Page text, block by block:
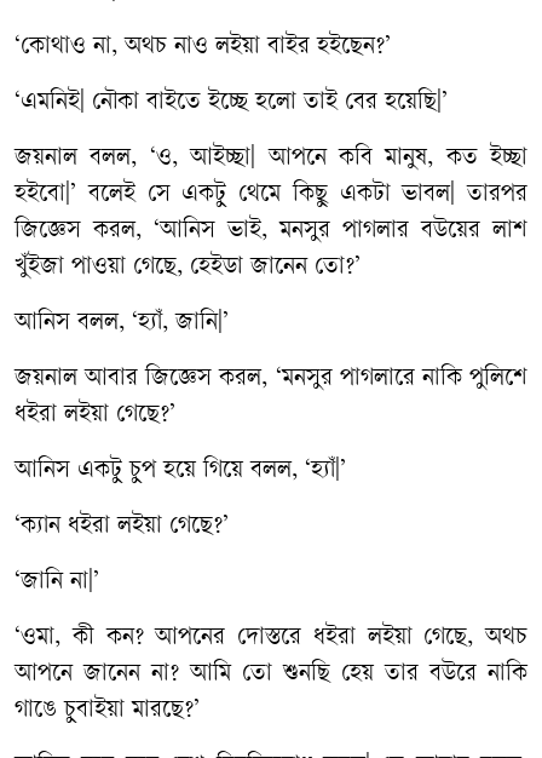
‘কোথাও না,অথচ নাও লইয়া বাইর হইছেন?’
‘এমনিই| নৌকা বাইতে ইচ্ছে হলো তাই বের হয়েছি |’
জয়নাল বলল, ‘ও,আইচ্ছা |আপনে কবি মানুষ,কত ইচ্ছা
হইবো |’বলেই সে একটু থেমে কিছু একটা ভাবল|তারপর
জিজ্ঞেস করল, ‘আনিস ভাই,মনসুর পাগলার বউয়ের লাশ
খুঁইজা পাওয়া গেছে, হেইডা জানেন তো?’
আনিস বলল, ‘হ্যাঁ,জানি|’
জয়নাল আবার জিজ্ঞেস করল, ‘মনসুর পাগলারে নাকি পুলিশে
ধইরা লইয়া গেছে?’
আনিস একটু চুপ হয়ে গিয়ে বলল, ‘হ্যাঁ|’
‘ক্যান ধইরা লইয়া গেছে?’
‘জানি না |’
‘ওমা,কী কন?আপনের দোস্তরে ধইরা লইয়া গেছে,অথচ
আপনে জানেন না?আমি তো শুনছি হেয় তার বউরে নাকি
গাঙে চুবাইয়া মারছে?’